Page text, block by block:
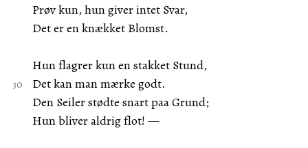
Prøv kun, hun giver intet Svar,
Det er en knækket Blomst.
Hun flagrer kun en stakket Stund,
Det kan man mærke godt.
Den Seiler stødte snart paa Grund;
Hun bliver aldrig flot! —